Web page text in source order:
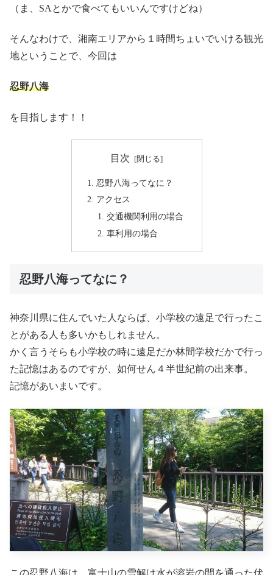
（ま、SAとかで食べてもいいんですけどね）
そんなわけで、湘南エリアから１時間ちょいでいける観光
地ということで、今回は
忍野八海
を目指します！！
目次
忍野八海ってなに？
アクセス
交通機関利用の場合
車利用の場合
忍野八海ってなに？
神奈川県に住んでいた人ならば、小学校の遠足で行ったこ
とがある人も多いかもしれません。
かく言うそらも小学校の時に遠足だか林間学校だかで行っ
た記憶はあるのですが、如何せん４半世紀前の出来事。
記憶があいまいです。